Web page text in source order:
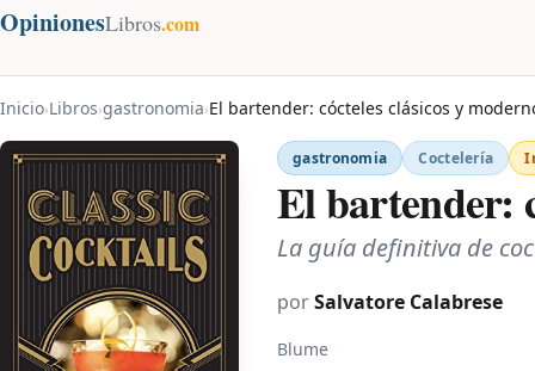
OpinionesLibros.com
Inicio›Libros›gastronomia›El bartender: cócteles clásicos y
gastronomia Coctelería
El bartender:
La guía definitiva de
porSalvatore Calabrese
Blume